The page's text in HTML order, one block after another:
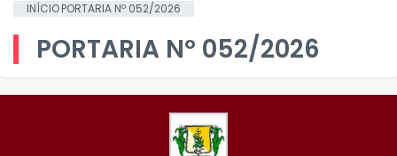
INÍCIOPORTARIA Nº 052/2026
PORTARIA Nº 052/2026